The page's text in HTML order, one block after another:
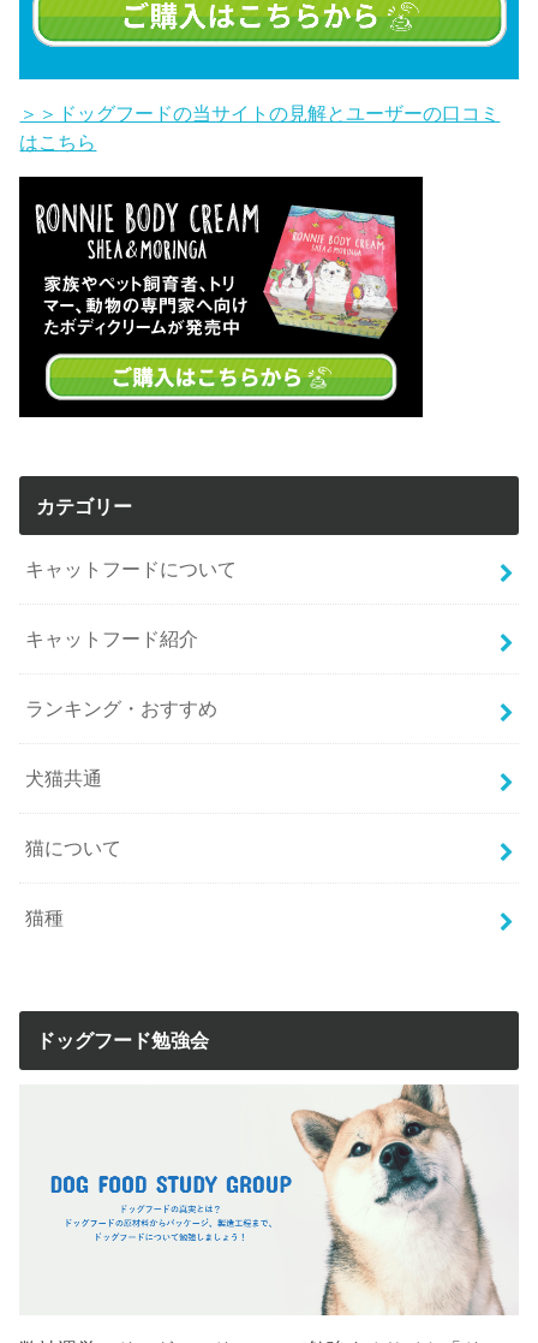
＞＞ドッグフードの当サイトの見解とユーザーの口コミ
はこちら
カテゴリー
キャットフードについて
キャットフード紹介
ランキング・おすすめ
犬猫共通
猫について
猫種
ドッグフード勉強会